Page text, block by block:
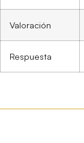
Valoración
Respuesta